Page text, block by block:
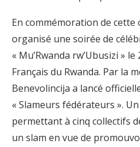
En commémoration de cette
organisé une soirée de
« Mu’Rwanda rw’Ubusizi »
Français du Rwanda. Par la
Benevolincija a lancé
« Slameurs fédérateurs ».
permettant à cinq collectifs
un slam en vue de